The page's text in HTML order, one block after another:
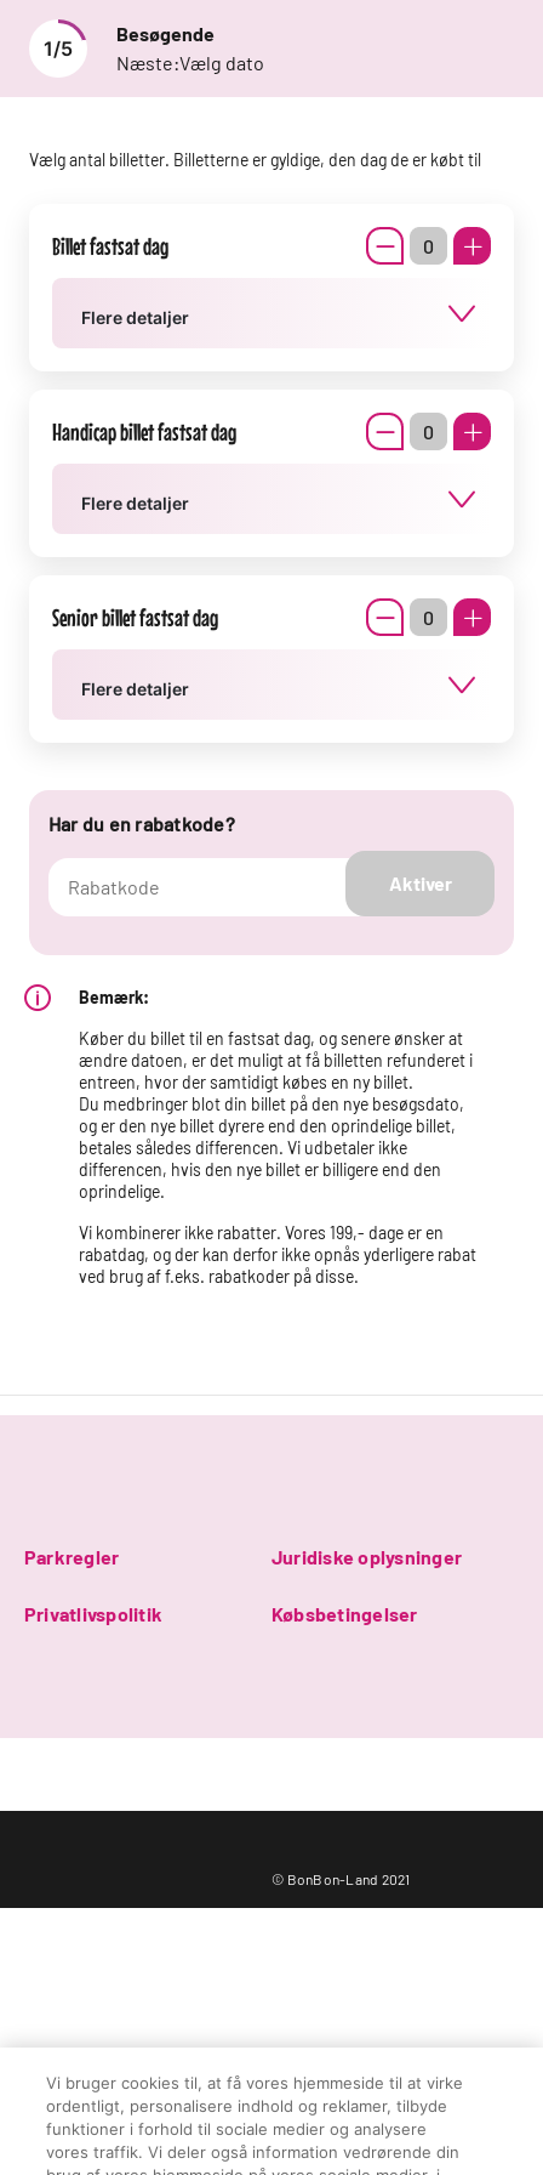
1/5
Besøgende
Næste:Vælg dato
Din indkøbskurv er tom
Vælg antal billetter. Billetterne er gyldige, den dag de er købt til
Billet fastsat dag
Flere detaljer
Handicap billet fastsat dag
Flere detaljer
Senior billet fastsat dag
Flere detaljer
Har du en rabatkode?
Aktiver
Bemærk:
Køber du billet til en fastsat dag, og senere ønsker at
ændre datoen, er det muligt at få billetten refunderet i
entreen, hvor der samtidigt købes en ny billet.
Du medbringer blot din billet på den nye besøgsdato,
og er den nye billet dyrere end den oprindelige billet,
betales således differencen. Vi udbetaler ikke
differencen, hvis den nye billet er billigere end den
oprindelige.
Vi kombinerer ikke rabatter. Vores 199,- dage er en
rabatdag, og der kan derfor ikke opnås yderligere rabat
ved brug af f.eks. rabatkoder på disse.
Parkregler Juridiske oplysninger
Privatlivspolitik Købsbetingelser
© BonBon-Land 2021
Vi bruger cookies til, at få vores hjemmeside til at virke
ordentligt, personalisere indhold og reklamer, tilbyde
funktioner i forhold til sociale medier og analysere
vores traffik. Vi deler også information vedrørende din